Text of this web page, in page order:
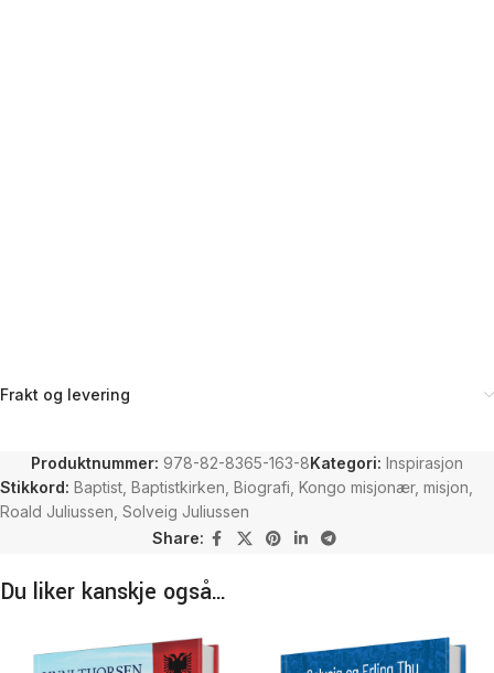
Frakt og levering
Produktnummer: 978-82-8365-163-8Kategori: Inspirasjon
Stikkord: Baptist Baptistkirken Biografi Kongo misjonær, misjon
Roald Juliussen Solveig Juliussen
Share:
Du liker kanskje også…